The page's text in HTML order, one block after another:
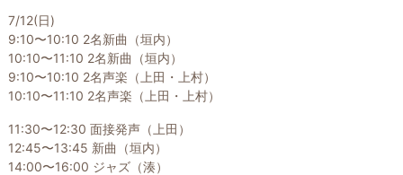
7/12(日)
9:10〜10:10 2名新曲（垣内）
10:10〜11:10 2名新曲（垣内）
9:10〜10:10 2名声楽（上田・上村）
10:10〜11:10 2名声楽（上田・上村）
11:30〜12:30 面接発声（上田）
12:45〜13:45 新曲（垣内）
14:00〜16:00 ジャズ（湊）